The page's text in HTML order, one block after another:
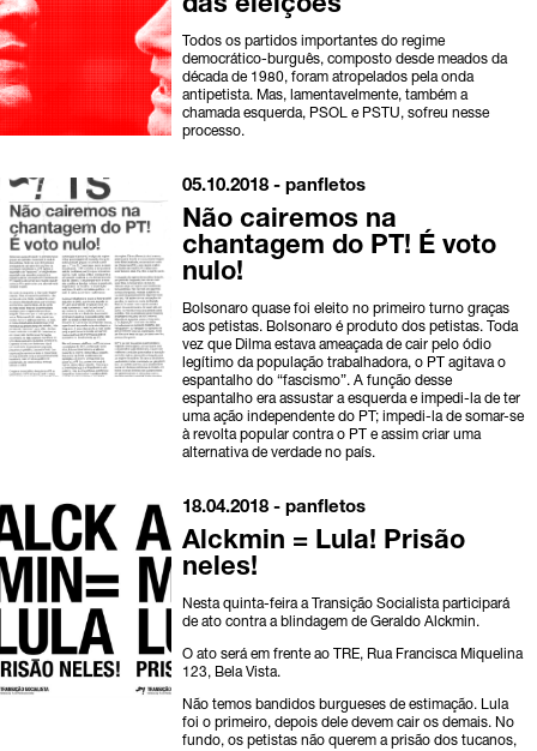
das eleições
Todos os partidos importantes do regime
democrático-burguês, composto desde meados da
década de 1980, foram atropelados pela onda
antipetista. Mas, lamentavelmente, também a
chamada esquerda, PSOL e PSTU, sofreu nesse
processo.
05.10.2018 -panfletos
Não cairemos na
chantagem do PT! É voto
nulo!
Bolsonaro quase foi eleito no primeiro turno graças
aos petistas. Bolsonaro é produto dos petistas. Toda
vez que Dilma estava ameaçada de cair pelo ódio
legítimo da população trabalhadora, o PT agitava o
espantalho do “fascismo”. A função desse
espantalho era assustar a esquerda e impedi-la de ter
uma ação independente do PT; impedi-la de somar-se
à revolta popular contra o PT e assim criar uma
alternativa de verdade no país.
18.04.2018 -panfletos
Alckmin = Lula! Prisão
neles!
Nesta quinta-feira a Transição Socialista participará
de ato contra a blindagem de Geraldo Alckmin.
O ato será em frente ao TRE, Rua Francisca Miquelina
123, Bela Vista.
Não temos bandidos burgueses de estimação. Lula
foi o primeiro, depois dele devem cair os demais. No
fundo, os petistas não querem a prisão dos tucanos,